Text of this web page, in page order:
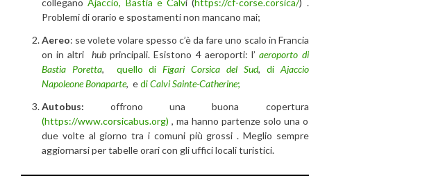
colleganoAjaccio, Bastia e Calvi (https://cf-corse.corsica/) .
Problemi di orario e spostamenti non mancano mai;
Aereo: se volete volare spesso c’è da fare uno scalo in Francia
on in altri hubprincipali. Esistono 4 aeroporti: l’aeroporto di
Bastia Poretta, quello di Figari Corsica del Sud, di Ajaccio
Napoleone Bonaparte, ediCalvi Sainte-Catherine;
Autobus: offrono una buona copertura
(https://www.corsicabus.org) , ma hanno partenze solo una o
due volte al giorno tra i comuni più grossi . Meglio sempre
aggiornarsi per tabelle orari con gli uffici locali turistici.